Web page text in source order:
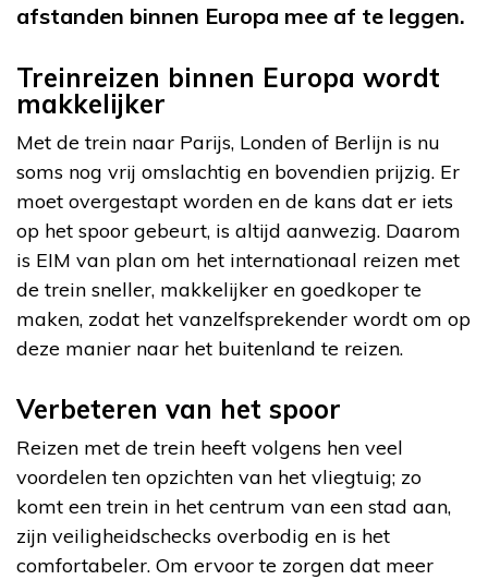
afstanden binnen Europa mee af te leggen.
Treinreizen binnen Europa wordt
makkelijker
Met de trein naar Parijs, Londen of Berlijn is nu
soms nog vrij omslachtig en bovendien prijzig. Er
moet overgestapt worden en de kans dat er iets
op het spoor gebeurt, is altijd aanwezig. Daarom
is EIM van plan om het internationaal reizen met
de trein sneller, makkelijker en goedkoper te
maken, zodat het vanzelfsprekender wordt om op
deze manier naar het buitenland te reizen.
Verbeteren van het spoor
Reizen met de trein heeft volgens hen veel
voordelen ten opzichten van het vliegtuig; zo
komt een trein in het centrum van een stad aan,
zijn veiligheidschecks overbodig en is het
comfortabeler. Om ervoor te zorgen dat meer